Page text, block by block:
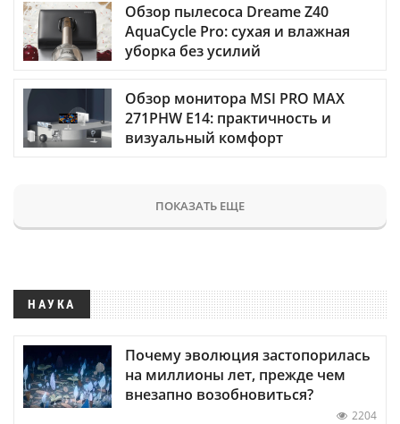
Обзор пылесоса Dreame Z40
AquaCycle Pro: сухая и влажная
уборка без усилий
Обзор монитора MSI PRO MAX
271PHW E14: практичность и
визуальный комфорт
ПОКАЗАТЬ ЕЩЕ
НАУКА
Почему эволюция застопорилась
на миллионы лет, прежде чем
внезапно возобновиться?
2204